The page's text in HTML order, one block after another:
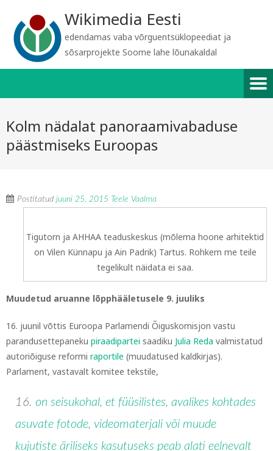
Wikimedia Eesti
edendamas vaba võrguentsüklopeediat ja
sõsarprojekte Soome lahe lõunakaldal
Kolm nädalat panoraamivabaduse
päästmiseks Euroopas
Postitatud juuni 25, 2015 Teele Vaalma
Tigutorn ja AHHAA teaduskeskus (mõlema hoone arhitektid
on Vilen Künnapu ja Ain Padrik) Tartus. Rohkem me teile
tegelikult näidata ei saa.
Muudetud aruanne lõpphääletusele 9. juuliks
16. juunil võttis Euroopa Parlamendi Õiguskomisjon vastu
parandusettepaneku piraadipartei saadiku Julia Reda valmistatud
autoriõiguse reformi raportile (muudatused kaldkirjas).
Parlament, vastavalt komitee tekstile,
16. on seisukohal, et füüsilistes, avalikes kohtades
asuvate fotode, videomaterjali või muude
kujutiste äriliseks kasutuseks peab alati eelnevalt